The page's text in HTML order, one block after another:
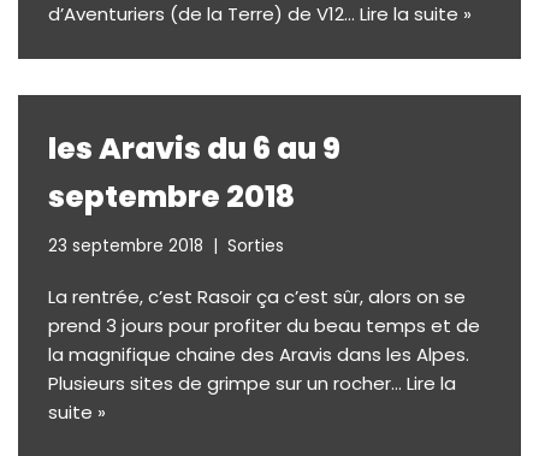
d’Aventuriers (de la Terre) de V12… Lire la suite »
les Aravis du 6 au 9
septembre 2018
23 septembre 2018 Sorties
La rentrée, c’est Rasoir ça c’est sûr, alors on se
prend 3 jours pour profiter du beau temps et de
la magnifique chaine des Aravis dans les Alpes.
Plusieurs sites de grimpe sur un rocher… Lire la
suite »